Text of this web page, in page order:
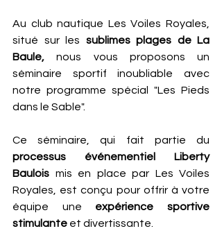
Au club nautique Les Voiles Royales,
situé sur les sublimes plages de La
Baule, nous vous proposons un
séminaire sportif inoubliable avec
notre programme spécial "Les Pieds
dans le Sable".
processus événementiel Liberty
Baulois mis en place par Les Voiles
Royales, est conçu pour offrir à votre
équipe une expérience sportive
stimulante et divertissante.